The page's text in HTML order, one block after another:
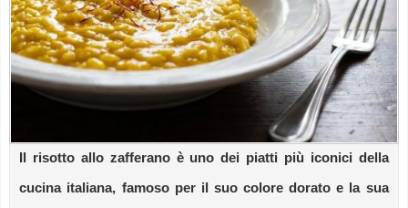
Il risotto allo zafferano è uno dei piatti più iconici della
cucina italiana, famoso per il suo colore dorato e la sua